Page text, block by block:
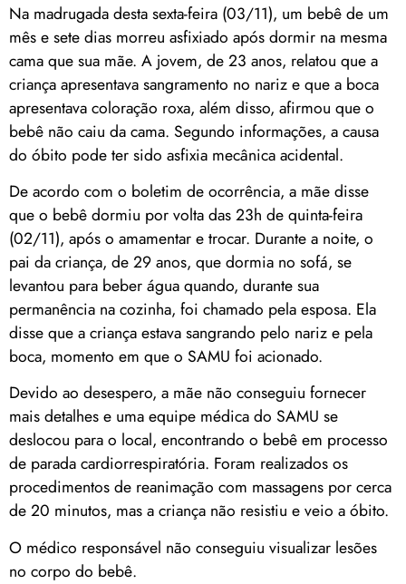
Na madrugada desta sexta-feira (03/11), um bebê de um
mês e sete dias morreu asfixiado após dormir na mesma
cama que sua mãe. A jovem, de 23 anos, relatou que a
criança apresentava sangramento no nariz e que a boca
apresentava coloração roxa, além disso, afirmou que o
bebê não caiu da cama. Segundo informações, a causa
do óbito pode ter sido asfixia mecânica acidental.
De acordo com o boletim de ocorrência, a mãe disse
que o bebê dormiu por volta das 23h de quinta-feira
(02/11), após o amamentar e trocar. Durante a noite, o
pai da criança, de 29 anos, que dormia no sofá, se
levantou para beber água quando, durante sua
permanência na cozinha, foi chamado pela esposa. Ela
disse que a criança estava sangrando pelo nariz e pela
boca, momento em que o SAMU foi acionado.
Devido ao desespero, a mãe não conseguiu fornecer
mais detalhes e uma equipe médica do SAMU se
deslocou para o local, encontrando o bebê em processo
de parada cardiorrespiratória. Foram realizados os
procedimentos de reanimação com massagens por cerca
de 20 minutos, mas a criança não resistiu e veio a óbito.
O médico responsável não conseguiu visualizar lesões
no corpo do bebê.